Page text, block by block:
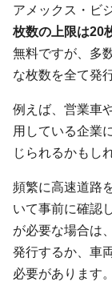
アメックス・ビ
枚数の上限は20
無料ですが、多
な枚数を全て発
例えば、営業車
用している企業
じられるかもし
頻繁に高速道路
いて事前に確認
が必要な場合は
発行するか、車
必要があります。